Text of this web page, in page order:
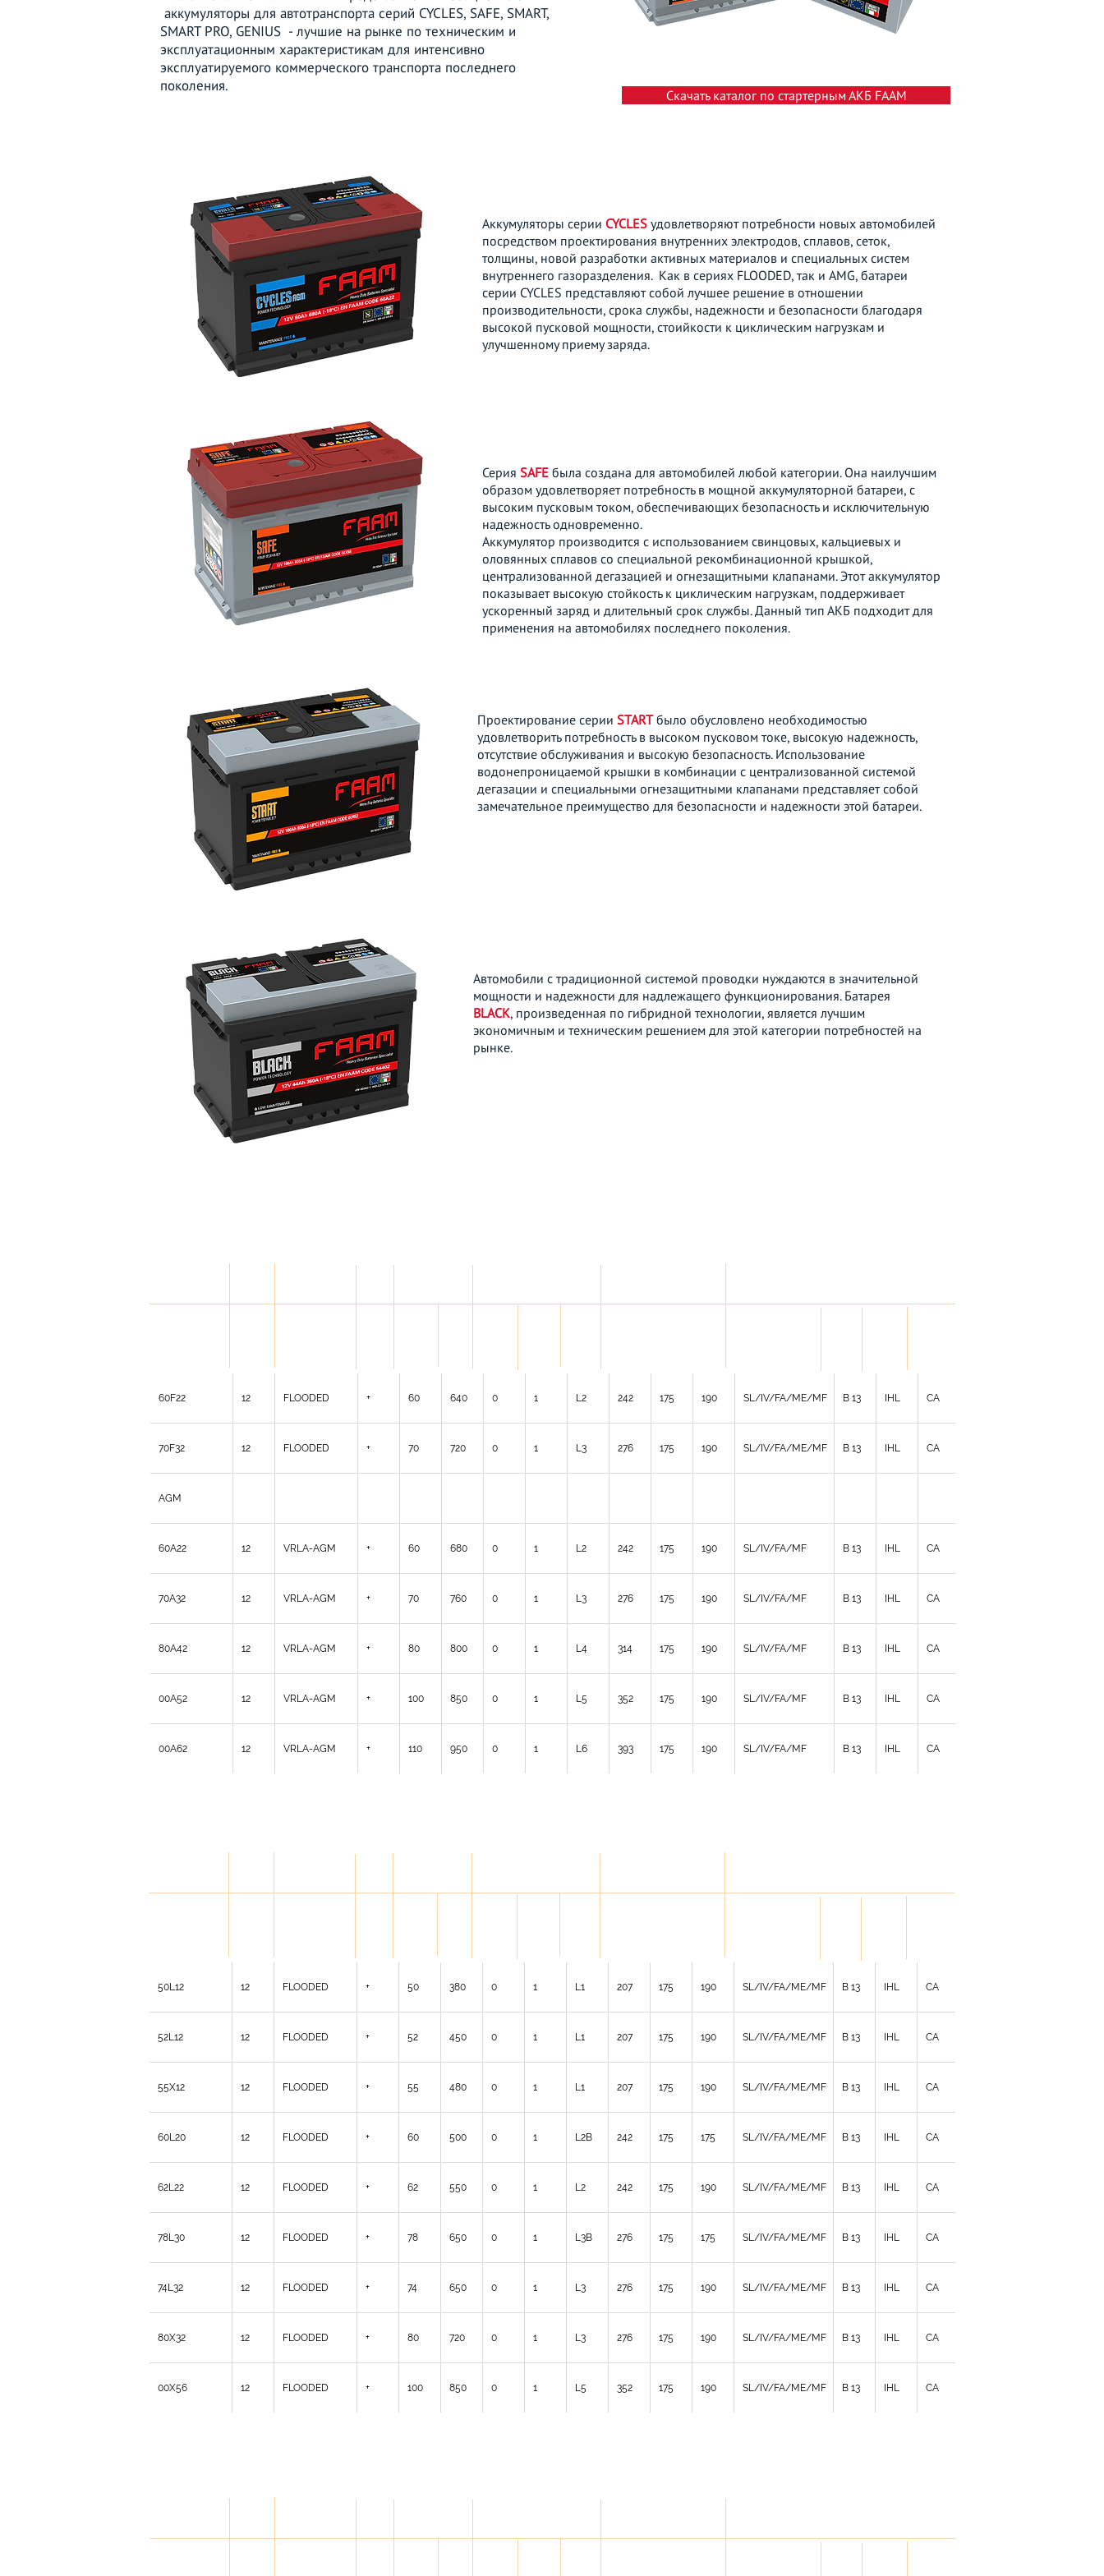
Скачать каталог по стартерным АКБ FAAM
аккумуляторы для автотранспорта серий CYCLES, SAFE, SMART,
SMART PRO, GENIUS - лучшие на рынке по техническим и
эксплуатационным характеристикам для интенсивно
эксплуатируемого коммерческого транспорта последнего
поколения.
Аккумуляторы серии CYCLES удовлетворяют потребности новых автомобилей
посредством проектирования внутренних электродов, сплавов, сеток,
толщины, новой разработки активных материалов и специальных систем
внутреннего газоразделения. Как в сериях FLOODED, так и AMG, батареи
серии CYCLES представляют собой лучшее решение в отношении
производительности, срока службы, надежности и безопасности благодаря
высокой пусковой мощности, стоийкости к циклическим нагрузкам и
улучшенному приему заряда.
Серия SAFE была создана для автомобилей любой категории. Она наилучшим
образом удовлетворяет потребность в мощной аккумуляторной батареи, с
высоким пусковым током, обеспечивающих безопасность и исключительную
надежность одновременно.
Аккумулятор производится с использованием свинцовых, кальциевых и
оловянных сплавов со специальной рекомбинационной крышкой,
централизованной дегазацией и огнезащитными клапанами. Этот аккумулятор
показывает высокую стойкость к циклическим нагрузкам, поддерживает
ускоренный заряд и длительный срок службы. Данный тип АКБ подходит для
применения на автомобилях последнего поколения.
Проектирование серии STARTбыло обусловлено необходимостью
удовлетворить потребность в высоком пусковом токе, высокую надежность,
отсутствие обслуживания и высокую безопасность. Использование
водонепроницаемой крышки в комбинации с централизованной системой
дегазации и специальными огнезащитными клапанами представляет собой
замечательное преимущество для безопасности и надежности этой батареи.
Автомобили с традиционной системой проводки нуждаются в значительной
мощности и надежности для надлежащего функционирования. Батарея
BLACK, произведенная по гибридной технологии, является лучшим
экономичным и техническим решением для этой категории потребностей на
рынке.
60F22 12 FLOODED + 60 640 0 1 L2 242 175 190 SL/IV/FA/ME/MF B 13 IHL CA
70F32 12 FLOODED + 70 720 0 1 L3 276 175 190 SL/IV/FA/ME/MF B 13 IHL CA
AGM
60A22 12 VRLA-AGM + 60 680 0 1 L2 242 175 190 SL/IV/FA/MF B 13 IHL CA
70A32 12 VRLA-AGM + 70 760 0 1 L3 276 175 190 SL/IV/FA/MF B 13 IHL CA
80A42 12 VRLA-AGM + 80 800 0 1 L4 314 175 190 SL/IV/FA/MF B 13 IHL CA
00A52 12 VRLA-AGM + 100 850 0 1 L5 352 175 190 SL/IV/FA/MF B 13 IHL CA
00A62 12 VRLA-AGM + 110 950 0 1 L6 393 175 190 SL/IV/FA/MF B 13 IHL CA
50L12 12 FLOODED + 50 380 0 1 L1 207 175 190 SL/IV/FA/ME/MF B 13 IHL CA
52L12 12 FLOODED + 52 450 0 1 L1 207 175 190 SL/IV/FA/ME/MF B 13 IHL CA
55X12 12 FLOODED + 55 480 0 1 L1 207 175 190 SL/IV/FA/ME/MF B 13 IHL CA
60L20 12 FLOODED + 60 500 0 1 L2B 242 175 175 SL/IV/FA/ME/MF B 13 IHL CA
62L22 12 FLOODED + 62 550 0 1 L2 242 175 190 SL/IV/FA/ME/MF B 13 IHL CA
78L30 12 FLOODED + 78 650 0 1 L3B 276 175 175 SL/IV/FA/ME/MF B 13 IHL CA
74L32 12 FLOODED + 74 650 0 1 L3 276 175 190 SL/IV/FA/ME/MF B 13 IHL CA
80X32 12 FLOODED + 80 720 0 1 L3 276 175 190 SL/IV/FA/ME/MF B 13 IHL CA
00X56 12 FLOODED + 100 850 0 1 L5 352 175 190 SL/IV/FA/ME/MF B 13 IHL CA